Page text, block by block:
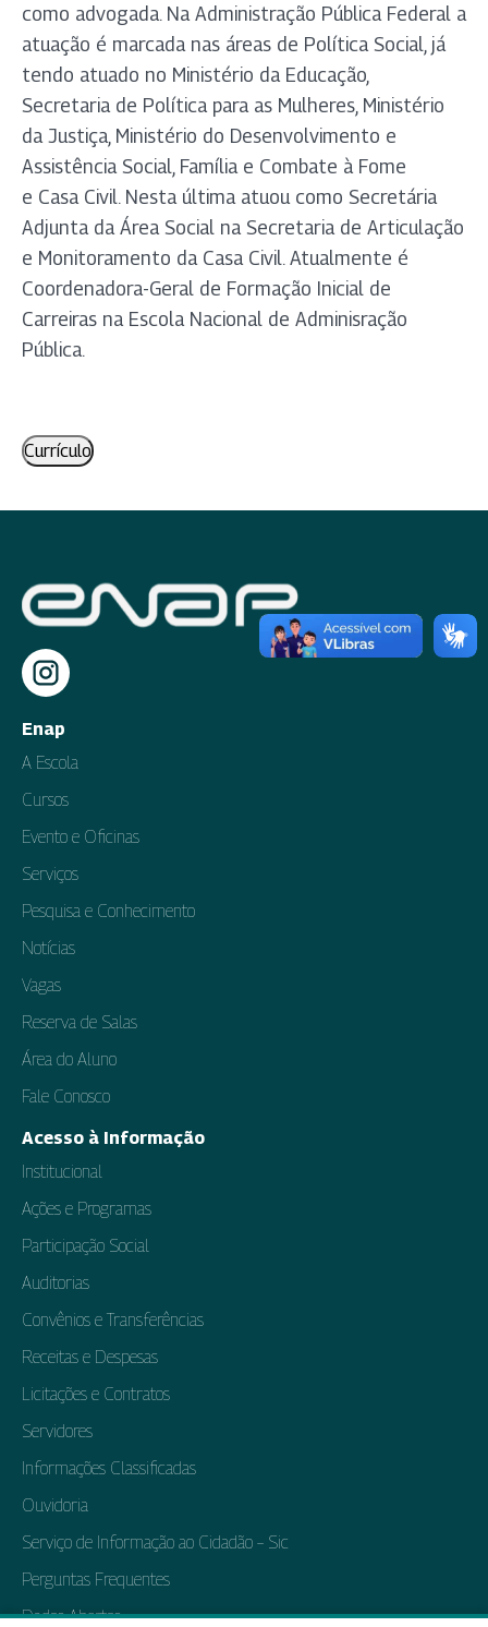
como advogada. Na Administração Pública Federal a
atuação é marcada nas áreas de Política Social, já
tendo atuado no Ministério da Educação,
Secretaria de Política para as Mulheres, Ministério
da Justiça, Ministério do Desenvolvimento e
Assistência Social, Família e Combate à Fome
e Casa Civil. Nesta última atuou como Secretária
Adjunta da Área Social na Secretaria de Articulação
e Monitoramento da Casa Civil. Atualmente é
Coordenadora-Geral de Formação Inicial de
Carreiras na Escola Nacional de Adminisração
Pública.
Currículo
Enap
A Escola
Cursos
Evento e Oficinas
Serviços
Pesquisa e Conhecimento
Notícias
Vagas
Reserva de Salas
Área do Aluno
Fale Conosco
Acesso à Informação
Institucional
Ações e Programas
Participação Social
Auditorias
Convênios e Transferências
Receitas e Despesas
Licitações e Contratos
Servidores
Informações Classificadas
Ouvidoria
Serviço de Informação ao Cidadão – Sic
Perguntas Frequentes
Dados Abertos